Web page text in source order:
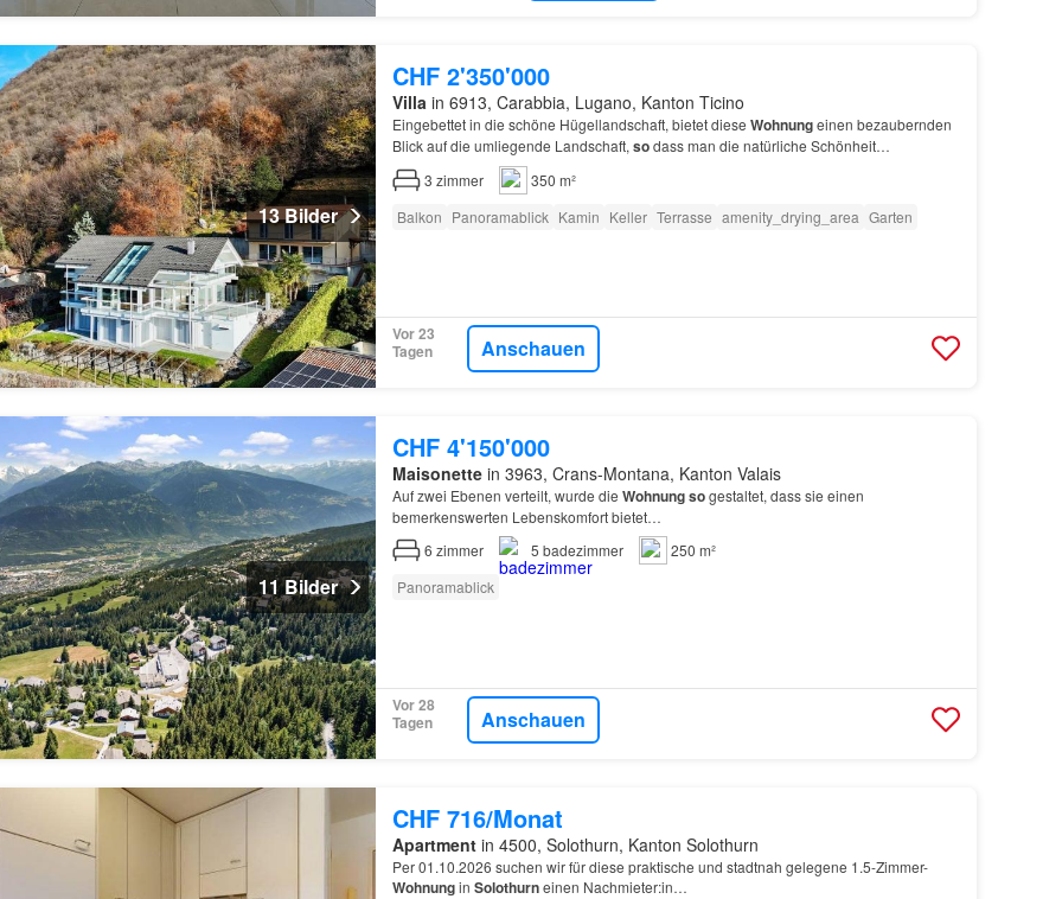
13 Bilder
CHF 2'350'000
Villa in 6913, Carabbia, Lugano, Kanton Ticino
Eingebettet in die schöne Hügellandschaft, bietet diese Wohnungeinen bezaubernden
Blick auf die umliegende Landschaft, sodass man die natürliche Schönheit
[Erdgeschoss: Eingang, großes Wohnzimmer mit Kamin,
3 zimmer
350 m²
Balkon Panoramablick Kamin Keller Terrasse amenity_drying_area Garten
Vor 23
Tagen
Anschauen
11 Bilder
CHF 4'150'000
Maisonettein 3963, Crans-Montana, Kanton Valais
Auf zwei Ebenen verteilt, wurde die Wohnungsogestaltet, dass sie einen
bemerkenswerten Lebenskomfort bietet…
6 zimmer 5 badezimmer
250 m²
Panoramablick
Vor 28
Tagen
Anschauen
CHF 716/Monat
Apartmentin 4500, Solothurn, Kanton Solothurn
Per 01.10.2026 suchen wir für diese praktische und stadtnah gelegene 1.5-Zimmer-
Wohnungin Solothurneinen Nachmieter:in…